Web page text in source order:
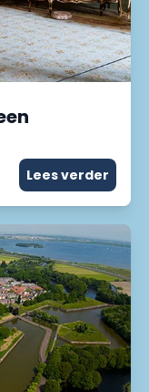
Lees verder